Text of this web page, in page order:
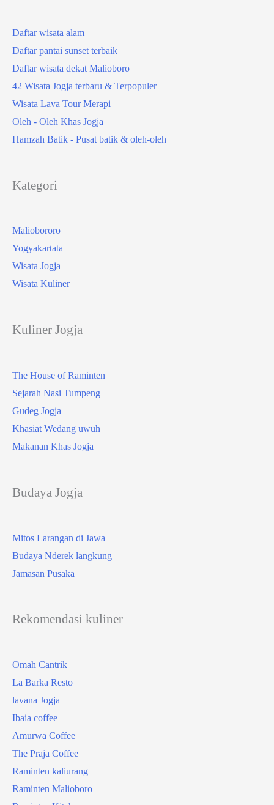
Daftar wisata alam
Daftar pantai sunset terbaik
Daftar wisata dekat Malioboro
42 Wisata Jogja terbaru & Terpopuler
Wisata Lava Tour Merapi
Oleh - Oleh Khas Jogja
Hamzah Batik - Pusat batik & oleh-oleh
Kategori
Maliobororo
Yogyakartata
Wisata Jogja
Wisata Kuliner
Kuliner Jogja
The House of Raminten
Sejarah Nasi Tumpeng
Gudeg Jogja
Khasiat Wedang uwuh
Makanan Khas Jogja
Budaya Jogja
Mitos Larangan di Jawa
Budaya Nderek langkung
Jamasan Pusaka
Rekomendasi kuliner
Omah Cantrik
La Barka Resto
lavana Jogja
Ibaia coffee
Amurwa Coffee
The Praja Coffee
Raminten kaliurang
Raminten Malioboro